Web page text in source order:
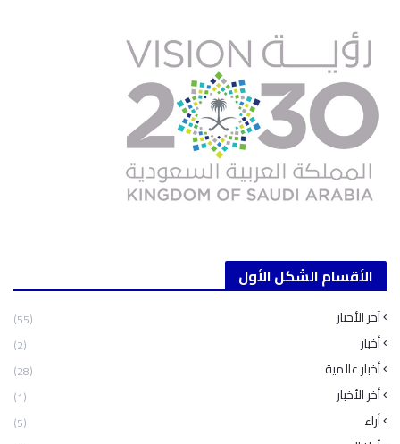
الأقسام الشكل الأول
آخر الأخبار (55)
أخبار (2)
أخبار عالمية (28)
أخر الأخبار (1)
أراء (5)